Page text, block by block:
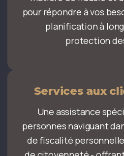
pour répondre à vos
planification à
protection
Services aux
Une assistance
personnes naviguant
de fiscalité